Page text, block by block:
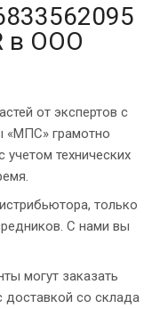
в ООО
от экспертов с
«МПС» грамотно
технических
только
С нами вы
могут заказать
доставкой со склада